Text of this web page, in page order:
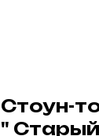
Стоун-
"